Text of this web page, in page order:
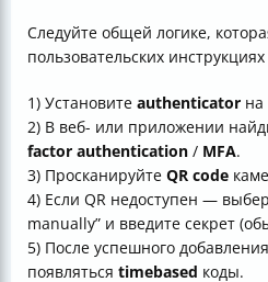
Следуйте общей логике,
пользовательских
1) Установите authenticator
2) В веб- или приложении
factor authentication / MFA.
3) Просканируйте QR code
4) Если QR недоступен —
manually” и введите секрет
5) После успешного
появляться timebased коды.